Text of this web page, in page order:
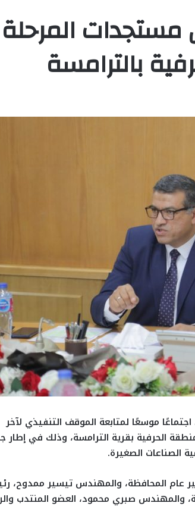
المرحلة
بالترامسة
موسعًا لمتابعة الموقف التنفيذي لآخر
الحرفية بقرية الترامسة، وذلك في إطار
الصناعات الصغيرة.
عام المحافظة، والمهندس تيسير ممدوح،
والمهندس صبري محمود، العضو المنتدب